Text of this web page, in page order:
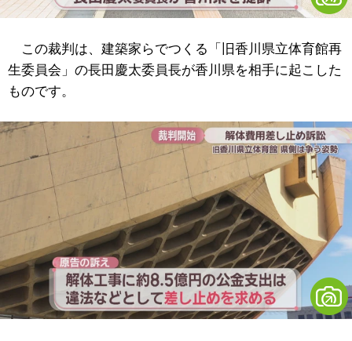
この裁判は、建築家らでつくる「旧香川県立体育館再
生委員会」の長田慶太委員長が香川県を相手に起こした
ものです。